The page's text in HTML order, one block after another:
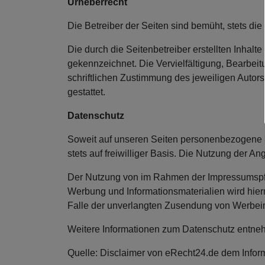
Urheberrecht
Die Betreiber der Seiten sind bemüht, stets
Die durch die Seitenbetreiber erstellten
gekennzeichnet. Die Vervielfältigung,
schriftlichen Zustimmung des jeweiligen
gestattet.
Datenschutz
Soweit auf unseren Seiten
stets auf freiwilliger Basis. Die Nutzung der
Der Nutzung von im Rahmen der
Werbung und Informationsmaterialien wird
Falle der unverlangten Zusendung von
Weitere Informationen zum Datenschutz
Quelle: Disclaimer von eRecht24.de dem